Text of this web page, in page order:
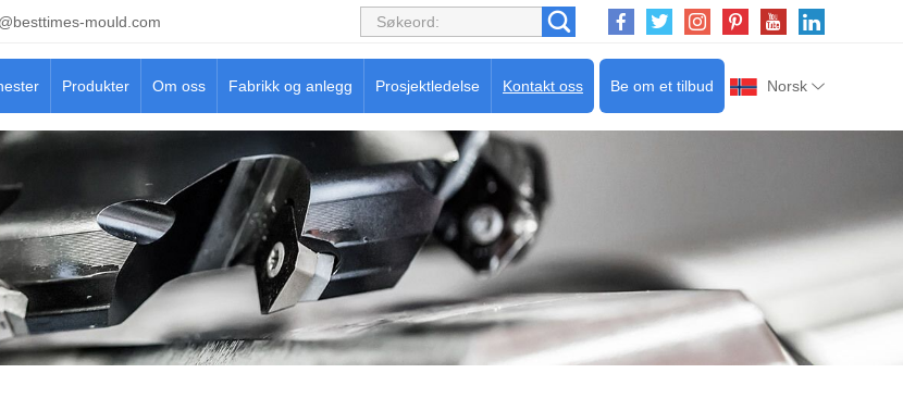
mould.com
Norsk
Be om et tilbud
Produkter Om oss Fabrikk og anlegg Prosjektledelse Kontakt oss